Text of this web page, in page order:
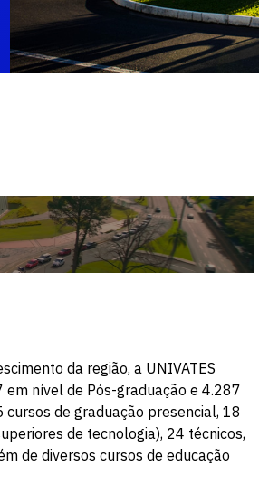
da região, a UNIVATES
nível de Pós-graduação e 4.287
de graduação presencial, 18
de tecnologia), 24 técnicos,
de diversos cursos de educação